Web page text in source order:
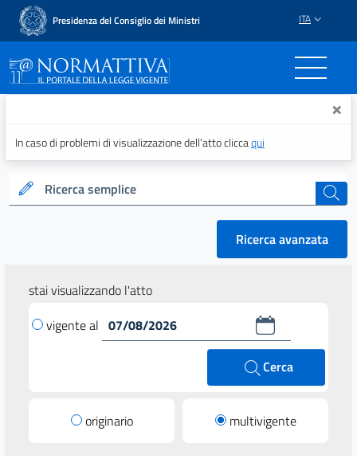
Presidenza del Consiglio dei Ministri ITA
Normattiva - Il portale ×
In caso di problemi di visualizzazione dell’atto cliccaqui
Ricerca semplice cerca
Ricerca avanzata
stai visualizzando l'atto
vigente al
Cerca
originario multivigente